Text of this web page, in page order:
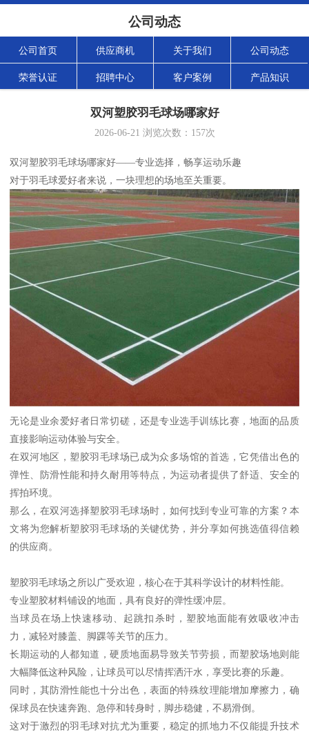
公司动态
公司首页 供应商机 关于我们 公司动态
荣誉认证 招聘中心 客户案例 产品知识
双河塑胶羽毛球场哪家好
2026-06-21 浏览次数： 157次
双河塑胶羽毛球场哪家好——专业选择，畅享运动乐趣
对于羽毛球爱好者来说，一块理想的场地至关重要。
无论是业余爱好者日常切磋，还是专业选手训练比赛，地面的品质
直接影响运动体验与安全。
在双河地区，塑胶羽毛球场已成为众多场馆的首选，它凭借出色的
弹性、防滑性能和持久耐用等特点，为运动者提供了舒适、安全的
挥拍环境。
那么，在双河选择塑胶羽毛球场时，如何找到专业可靠的方案？本
文将为您解析塑胶羽毛球场的关键优势，并分享如何挑选值得信赖
的供应商。
塑胶羽毛球场之所以广受欢迎，核心在于其科学设计的材料性能。
专业塑胶材料铺设的地面，具有良好的弹性缓冲层。
当球员在场上快速移动、起跳扣杀时，塑胶地面能有效吸收冲击
力，减轻对膝盖、脚踝等关节的压力。
长期运动的人都知道，硬质地面易导致关节劳损，而塑胶场地则能
大幅降低这种风险，让球员可以尽情挥洒汗水，享受比赛的乐趣。
同时，其防滑性能也十分出色，表面的特殊纹理能增加摩擦力，确
保球员在快速奔跑、急停和转身时，脚步稳健，不易滑倒。
这对于激烈的羽毛球对抗尤为重要，稳定的抓地力不仅能提升技术